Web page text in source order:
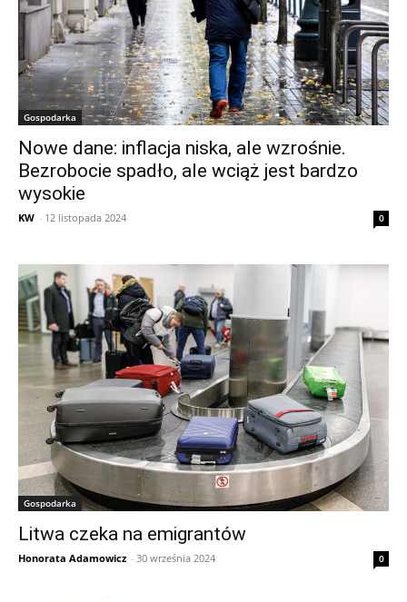
Gospodarka
Nowe dane: inflacja niska, ale wzrośnie.
Bezrobocie spadło, ale wciąż jest bardzo
wysokie
KW - 12 listopada 2024 0
Gospodarka
Litwa czeka na emigrantów
Honorata Adamowicz - 30 września 2024 0